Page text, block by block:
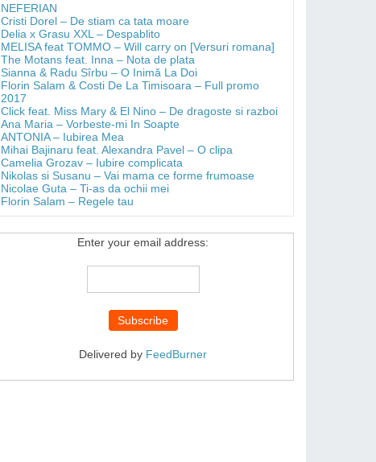
NEFERIAN
Cristi Dorel – De stiam ca tata moare
Delia x Grasu XXL – Despablito
MELISA feat TOMMO – Will carry on [Versuri romana]
The Motans feat. Inna – Nota de plata
Sianna & Radu Sîrbu – O Inimă La Doi
Florin Salam & Costi De La Timisoara – Full promo
2017
Click feat. Miss Mary & El Nino – De dragoste si razboi
Ana Maria – Vorbeste-mi In Soapte
ANTONIA – Iubirea Mea
Mihai Bajinaru feat. Alexandra Pavel – O clipa
Camelia Grozav – Iubire complicata
Nikolas si Susanu – Vai mama ce forme frumoase
Nicolae Guta – Ti-as da ochii mei
Florin Salam – Regele tau
Enter your email address:
Delivered by FeedBurner